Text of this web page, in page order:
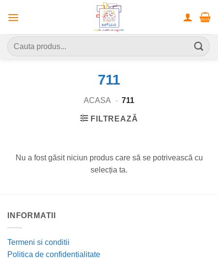
Caută
după:
711
ACASA - 711
FILTREAZĂ
Nu a fost găsit niciun produs care să se potrivească cu
selecția ta.
INFORMATII
Termeni si conditii
Politica de confidentialitate